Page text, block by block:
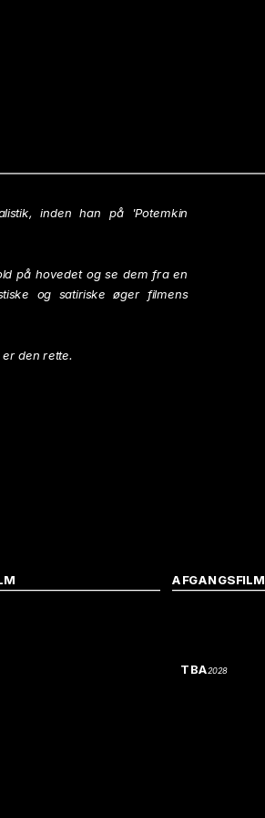
TBA2028
inden han på 'Potemkin
på hovedet og se dem fra en
og satiriske øger filmens
den rette.
AFGANGSFILM